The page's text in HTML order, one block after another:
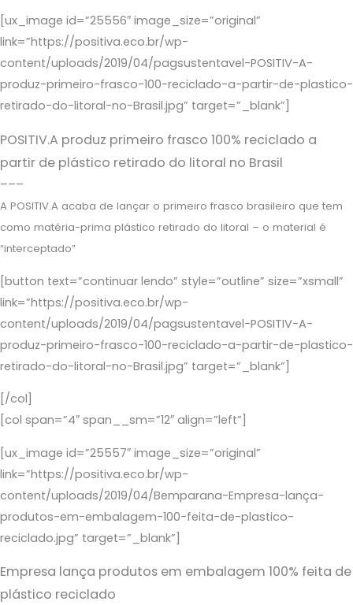
[ux_image id=”25556″ image_size=”original”
link=”https://positiva.eco.br/wp-
content/uploads/2019/04/pagsustentavel-POSITIV-A-
produz-primeiro-frasco-100-reciclado-a-partir-de-plastico-
retirado-do-litoral-no-Brasil.jpg” target=”_blank”]
POSITIV.A produz primeiro frasco 100% reciclado a
partir de plástico retirado do litoral no Brasil
–––
A POSITIV.A acaba de lançar o primeiro frasco brasileiro que tem
como matéria-prima plástico retirado do litoral – o material é
“interceptado”
[button text=”continuar lendo” style=”outline” size=”xsmall”
link=”https://positiva.eco.br/wp-
content/uploads/2019/04/pagsustentavel-POSITIV-A-
produz-primeiro-frasco-100-reciclado-a-partir-de-plastico-
retirado-do-litoral-no-Brasil.jpg” target=”_blank”]
[/col]
[col span=”4″ span__sm=”12″ align=”left”]
[ux_image id=”25557″ image_size=”original”
link=”https://positiva.eco.br/wp-
content/uploads/2019/04/Bemparana-Empresa-lança-
produtos-em-embalagem-100-feita-de-plastico-
reciclado.jpg” target=”_blank”]
Empresa lança produtos em embalagem 100% feita de
plástico reciclado